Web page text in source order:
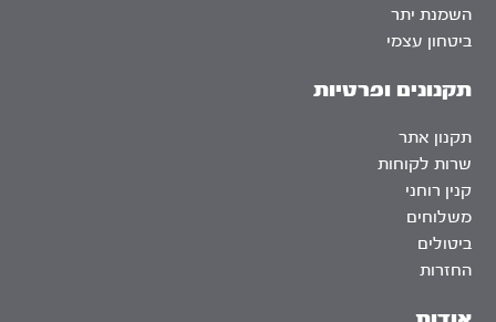
השמנת יתר
ביטחון עצמי
תקנונים ופרטיות
תקנון אתר
שרות לקוחות
קנין רוחני
משלוחים
ביטולים
החזרות